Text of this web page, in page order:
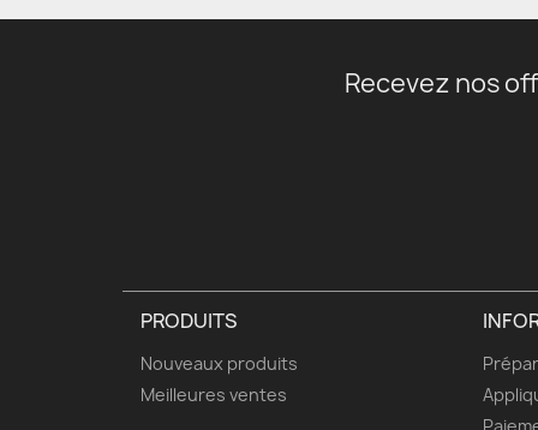
Recevez nos
PRODUITS
Nouveaux produits
Meilleures ventes